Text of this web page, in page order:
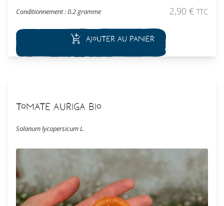
épaules vertes, variables, cordiformes. La chair est charnue,
douce et juteuse.
Conditionnement : 0.2 gramme 2,90 € TTC
Ajouter au panier
Tomate Auriga Bio
Solanum lycopersicum L.